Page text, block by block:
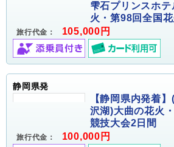
雫石プリンスホ
火・第98回全国
旅行代金： 105,000円
静岡県発
【静岡県内発着
沢湖)大曲の花火
競技大会2日間
旅行代金： 100,000円